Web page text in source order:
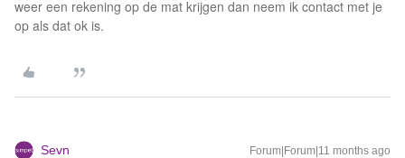
weer een rekening op de mat krijgen dan neem ik contact met je
op als dat ok is.
Sevn Forum|Forum|11 months ago